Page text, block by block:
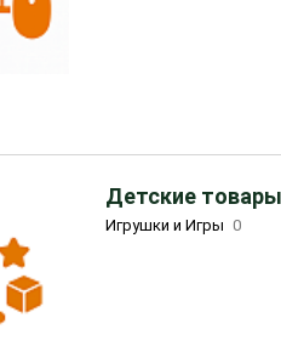
Детские
Игрушки и Игры 0